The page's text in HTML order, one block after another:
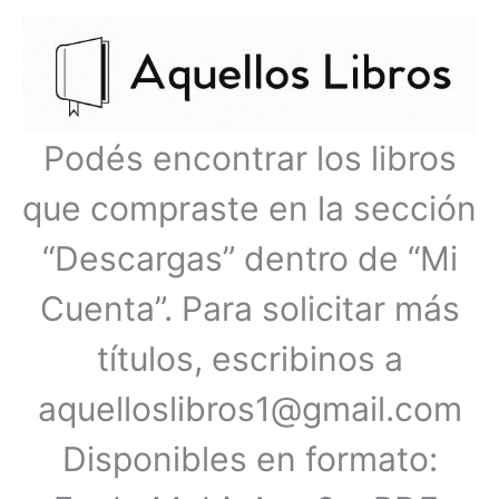
Podés encontrar los libros
que compraste en la sección
“Descargas” dentro de “Mi
Cuenta”. Para solicitar más
títulos, escribinos a
aquelloslibros1@gmail.com
Disponibles en formato:
principal